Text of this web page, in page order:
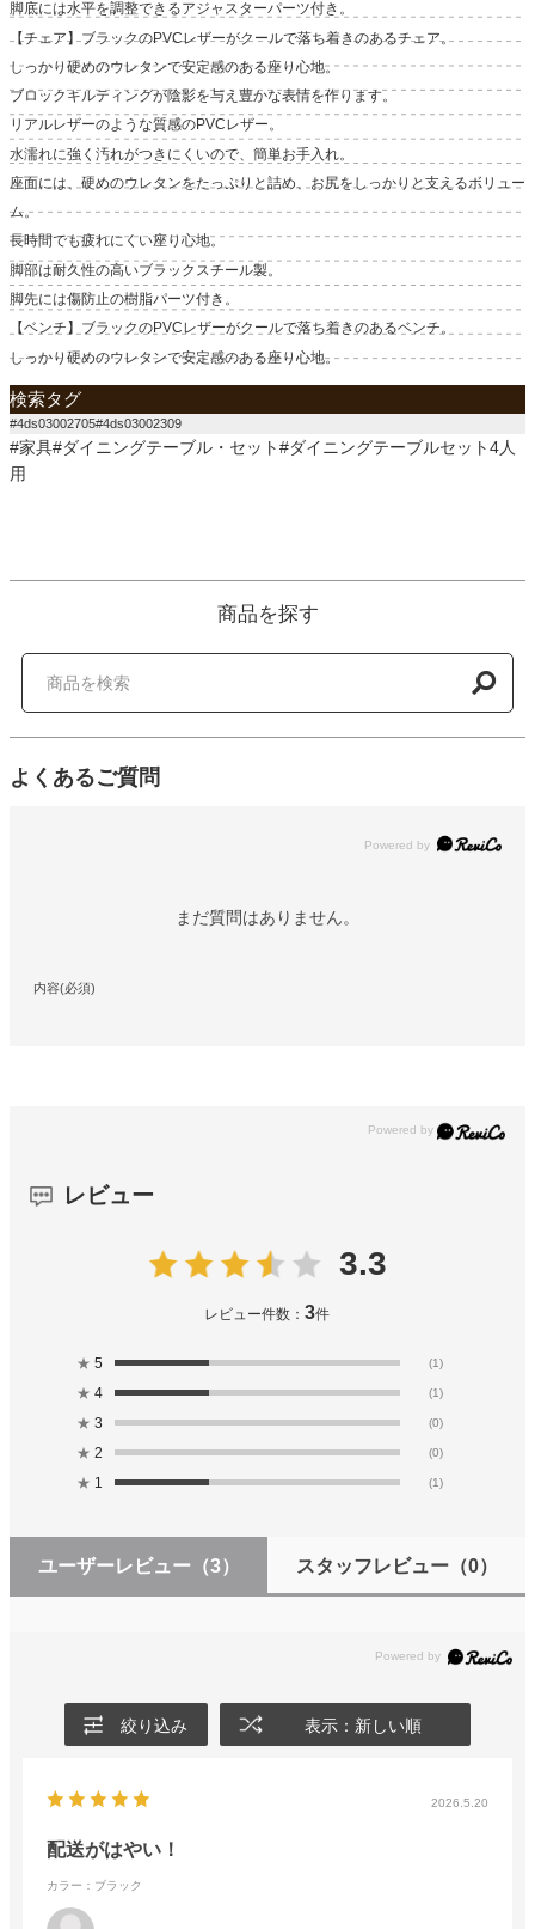
脚底には水平を調整できるアジャスターパーツ付き。
【チェア】ブラックのPVCレザーがクールで落ち着きのあるチェア。
しっかり硬めのウレタンで安定感のある座り心地。
ブロックキルティングが陰影を与え豊かな表情を作ります。
リアルレザーのような質感のPVCレザー。
水濡れに強く汚れがつきにくいので、簡単お手入れ。
座面には、硬めのウレタンをたっぷりと詰め、お尻をしっかりと支えるボリュー
ム。
長時間でも疲れにくい座り心地。
脚部は耐久性の高いブラックスチール製。
脚先には傷防止の樹脂パーツ付き。
【ベンチ】ブラックのPVCレザーがクールで落ち着きのあるベンチ。
しっかり硬めのウレタンで安定感のある座り心地。
検索タグ
#4ds03002705#4ds03002309
#家具#ダイニングテーブル・セット#ダイニングテーブルセット4人
用
商品を探す
よくあるご質問
Powered by
まだ質問はありません。
内容(必須)
レビュー
3.3
レビュー件数：3件
★ 5 (1)
★ 4 (1)
★ 3 (0)
★ 2 (0)
★ 1 (1)
ユーザーレビュー （3） スタッフレビュー（0）
絞り込み 表示：新しい順
2026.5.20
配送がはやい！
カラー：ブラック